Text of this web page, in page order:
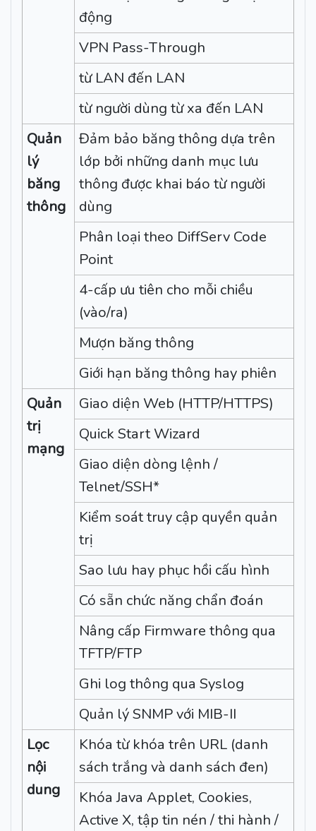
động
VPN Pass-Through
từ LAN đến LAN
từ người dùng từ xa đến LAN
Quản
lý
băng
thông
Đảm bảo băng thông dựa trên
lớp bởi những danh mục lưu
thông được khai báo từ người
dùng
Phân loại theo DiffServ Code
Point
4-cấp ưu tiên cho mỗi chiều
(vào/ra)
Mượn băng thông
Giới hạn băng thông hay phiên
Quản
trị
mạng
Giao diện Web (HTTP/HTTPS)
Quick Start Wizard
Giao diện dòng lệnh /
Telnet/SSH*
Kiểm soát truy cập quyền quản
trị
Sao lưu hay phục hồi cấu hình
Có sẵn chức năng chẩn đoán
Nâng cấp Firmware thông qua
TFTP/FTP
Ghi log thông qua Syslog
Quản lý SNMP với MIB-II
Lọc
nội
dung
Khóa từ khóa trên URL (danh
sách trắng và danh sách đen)
Khóa Java Applet, Cookies,
Active X, tập tin nén / thi hành /